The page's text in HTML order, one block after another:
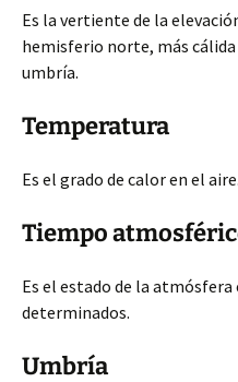
Es la vertiente de la
hemisferio norte, más cálida
umbría.
Temperatura
Es el grado de calor en el aire.
Tiempo
Es el estado de la
determinados.
Umbría